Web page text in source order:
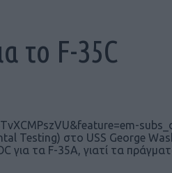
το F-35C
Testing) στο USS George
τα F-35A, γιατί τα